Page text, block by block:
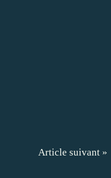
Article suivant »